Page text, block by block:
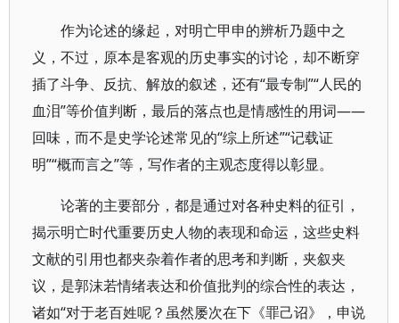
作为论述的缘起，对明亡甲申的辨析乃题中之
义，不过，原本是客观的历史事实的讨论，却不断穿
插了斗争、反抗、解放的叙述，还有“最专制”“人民的
血泪”等价值判断，最后的落点也是情感性的用词——
回味，而不是史学论述常见的“综上所述”“记载证
明”“概而言之”等，写作者的主观态度得以彰显。
论著的主要部分，都是通过对各种史料的征引，
揭示明亡时代重要历史人物的表现和命运，这些史料
文献的引用也都夹杂着作者的思考和判断，夹叙夹
议，是郭沫若情绪表达和价值批判的综合性的表达，
诸如“对于老百姓呢？虽然屡次在下《罪己诏》，申说